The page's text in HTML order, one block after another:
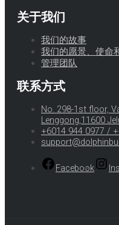
关于我们
我们的故事
我们的愿景、使命
管理团队
联系方式
No. 298-1st floor,
Lenggong,11600
+6014 944 0977 /
Facebook